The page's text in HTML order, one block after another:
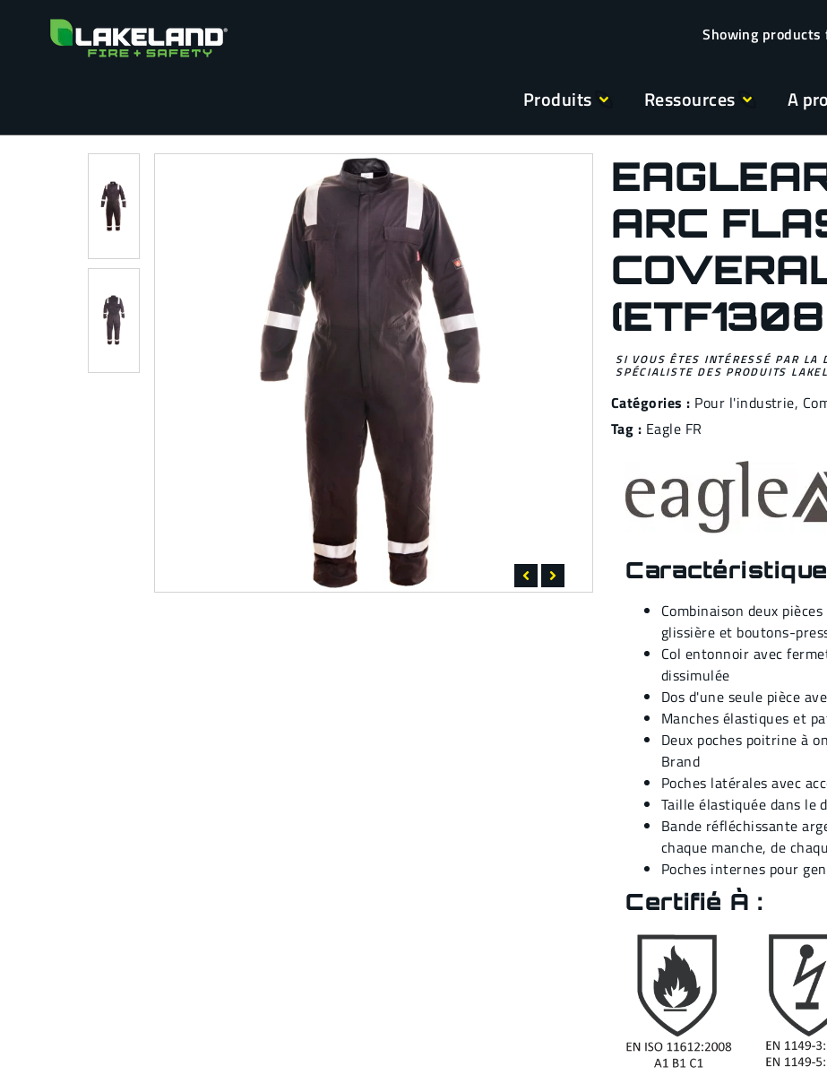
Produits Ressources A
ARC
SI VOUS ÊTES INTÉRESSÉ PAR
SPÉCIALISTE DES PRODUITS
Catégories : Pour l'industrie,
Tag : Eagle FR
Combinaison deux
glissière et boutons-
Col entonnoir avec
dissimulée
Dos d'une seule pièce
Manches élastiques et
Deux poches poitrine à
Brand
Poches latérales avec
Taille élastiquée dans le
Bande réfléchissante
chaque manche, de
Poches internes pour
Certifié À :